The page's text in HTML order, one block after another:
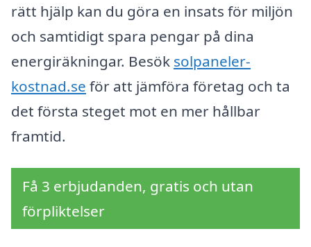
rätt hjälp kan du göra en insats för miljön
och samtidigt spara pengar på dina
energiräkningar. Besök solpaneler-
kostnad.se för att jämföra företag och ta
det första steget mot en mer hållbar
framtid.
Få 3 erbjudanden, gratis och utan
förpliktelser